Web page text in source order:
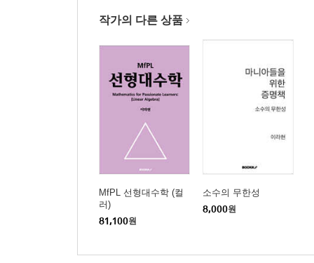
작가의 다른 상품
MfPL 선형대수학 (컬
러)
81,100원
소수의 무한성
8,000원